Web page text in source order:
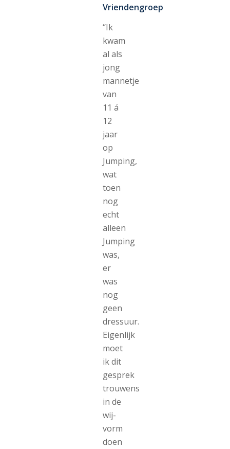
Vriendengroep
‘’Ik
kwam
al als
jong
mannetje
van
11 á
12
jaar
op
Jumping,
wat
toen
nog
echt
alleen
Jumping
was,
er
was
nog
geen
dressuur.
Eigenlijk
moet
ik dit
gesprek
trouwens
in de
wij-
vorm
doen